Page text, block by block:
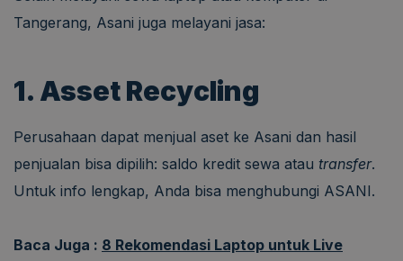
Tangerang, Asani juga melayani jasa:
1. Asset Recycling
Perusahaan dapat menjual aset ke Asani dan hasil
penjualan bisa dipilih: saldo kredit sewa atau transfer.
Untuk info lengkap, Anda bisa menghubungi ASANI.
Baca Juga : 8 Rekomendasi Laptop untuk Live